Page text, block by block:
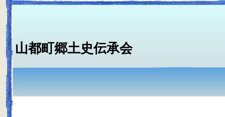
山都町郷土史伝承会